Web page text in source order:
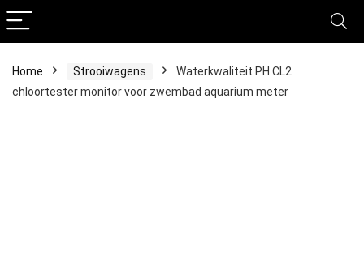
Home Strooiwagens
Waterkwaliteit PH CL2
chloortester monitor voor zwembad aquarium meter